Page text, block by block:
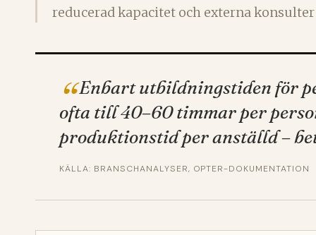
reducerad kapacitet och externa
Enbart utbildningstiden för
ofta till 40–60 timmar per
produktionstid per anställd –
KÄLLA: BRANSCHANALYSER, OPTER-DOKUMENTATION